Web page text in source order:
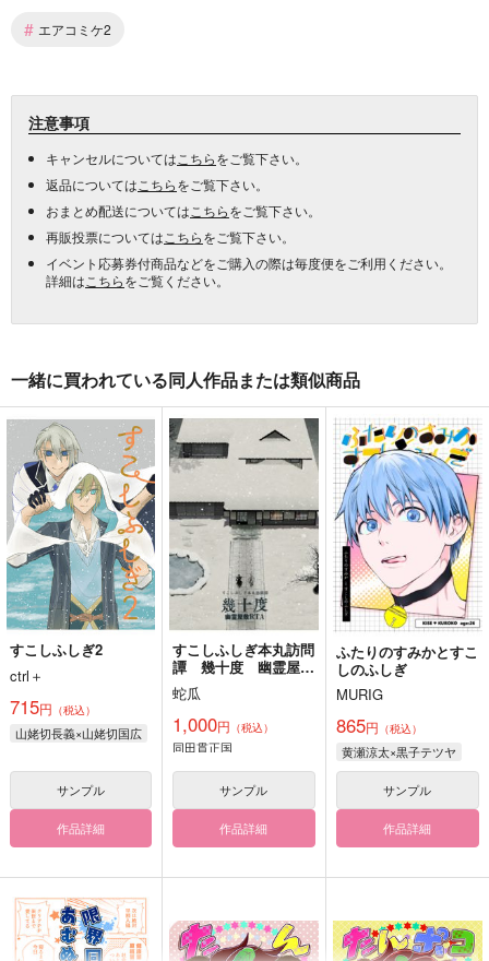
# エアコミケ2
注意事項
キャンセルについては こちらをご覧下さい。
返品については こちらをご覧下さい。
おまとめ配送については こちらをご覧下さい。
再販投票については こちらをご覧下さい。
イベント応募券付商品などをご購入の際は毎度便をご利用ください。
詳細は こちらをご覧ください。
一緒に買われている同人作品または類似商品
すこしふしぎ2
ctrl＋
715円 （税込）
山姥切長義×山姥切国広
サンプル
作品詳細
すこしふしぎ本丸訪問
譚 幾十度 幽霊屋敷
RTA
蛇瓜
1,000円 （税込）
同田貫正国
サンプル
作品詳細
ふたりのすみかとすこ
しのふしぎ
MURIG
865円 （税込）
黄瀬涼太×黒子テツヤ
サンプル
作品詳細